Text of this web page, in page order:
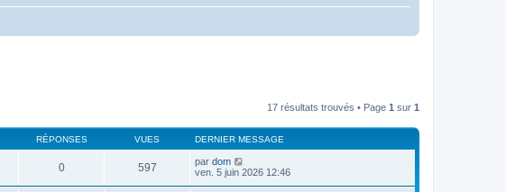
17 résultats trouvés • Page 1 sur 1
RÉPONSES VUES DERNIER MESSAGE
0 597 par dom
ven. 5 juin 2026 12:46